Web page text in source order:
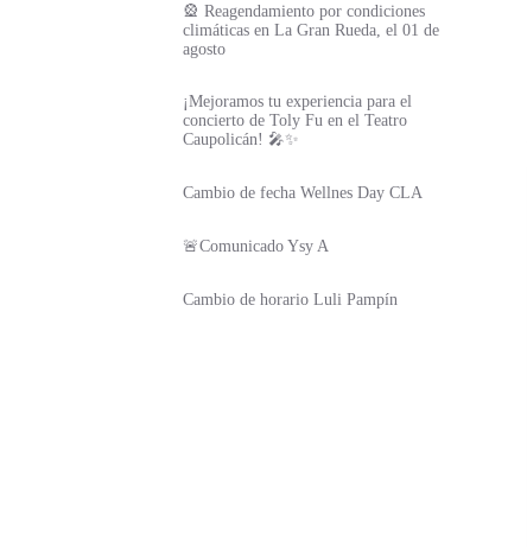
🎡 Reagendamiento por condiciones
climáticas en La Gran Rueda, el 01 de
agosto
¡Mejoramos tu experiencia para el
concierto de Toly Fu en el Teatro
Caupolicán! 🎤✨
Cambio de fecha Wellnes Day CLA
🚨Comunicado Ysy A
Cambio de horario Luli Pampín